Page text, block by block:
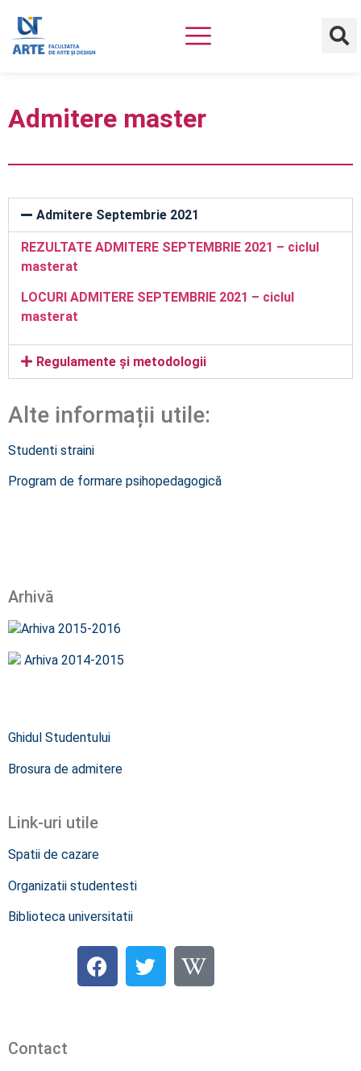
Admitere master
Admitere Septembrie 2021
REZULTATE ADMITERE SEPTEMBRIE 2021 – ciclul
masterat
LOCURI ADMITERE SEPTEMBRIE 2021 – ciclul
masterat
Regulamente și metodologii
Alte informații utile:
Studenti straini
Program de formare psihopedagogică
Arhivă
Arhiva 2015-2016
Arhiva 2014-2015
Ghidul Studentului
Brosura de admitere
Link-uri utile
Spatii de cazare
Organizatii studentesti
Biblioteca universitatii
Contact